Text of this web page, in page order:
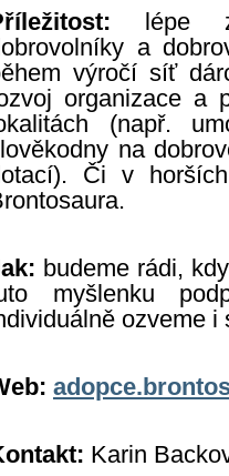
lépe
a
výročí síť
organizace a
(např.
na
Či v
budeme rádi,
myšlenku
ozveme
Karin